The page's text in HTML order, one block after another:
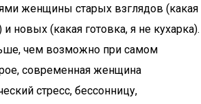
женщины старых взглядов (какая
новых (какая готовка, я не кухарка).
чем возможно при самом
современная женщина
стресс, бессонницу,